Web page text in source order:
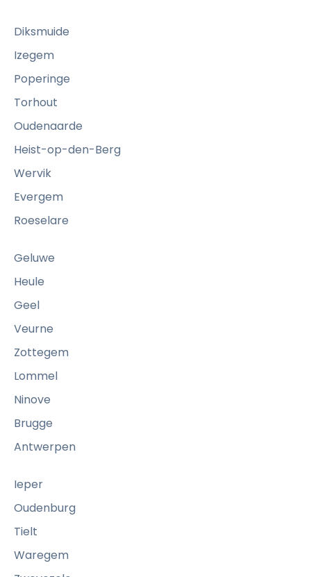
Diksmuide
Izegem
Poperinge
Torhout
Oudenaarde
Heist-op-den-Berg
Wervik
Evergem
Roeselare
Geluwe
Heule
Geel
Veurne
Zottegem
Lommel
Ninove
Brugge
Antwerpen
Ieper
Oudenburg
Tielt
Waregem